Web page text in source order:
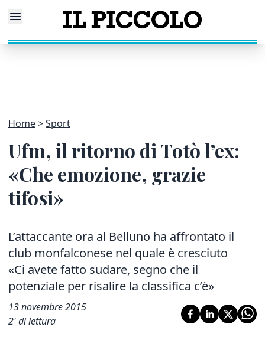
Home Sport
Ufm, il ritorno di Totò l’ex:
«Che emozione, grazie
tifosi»
L’attaccante ora al Belluno ha affrontato il
club monfalconese nel quale è cresciuto
«Ci avete fatto sudare, segno che il
potenziale per risalire la classifica c’è»
13 novembre 2015
2' di lettura